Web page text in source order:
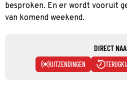
besproken. En er wordt vooruit
van komend weekend.
DIRECT
UITZENDINGEN